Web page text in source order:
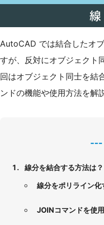
AutoCAD では結合したオ
すが、反対にオブジェクト
回はオブジェクト同士を結
ンドの機能や使用方法を解
線分を結合する方法は？
線分をポリライン化
JOINコマンドを使